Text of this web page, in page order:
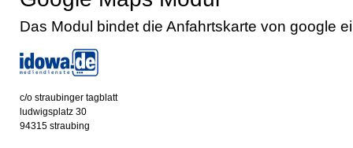
Das Modul bindet die Anfahrtskarte von google
c/o straubinger tagblatt
ludwigsplatz 30
94315 straubing